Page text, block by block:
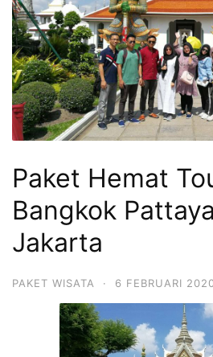
Paket Hemat
Bangkok
Jakarta
PAKET WISATA · 6 FEBRUARI